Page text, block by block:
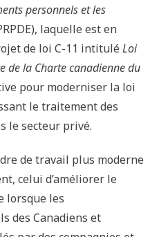
personnels et les
laquelle est en
de loi C-11 intitulé Loi
de la Charte canadienne du
pour moderniser la loi
le traitement des
le secteur privé.
de travail plus moderne
celui d’améliorer le
lorsque les
des Canadiens et